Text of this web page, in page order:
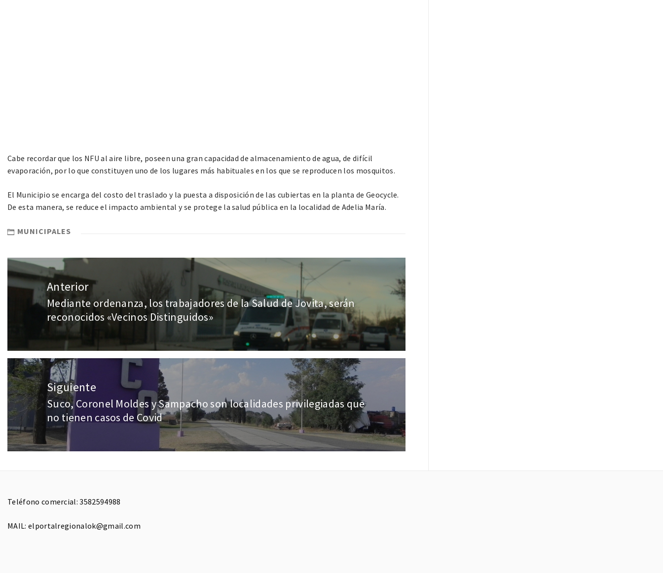
Cabe recordar que los NFU al aire libre, poseen una gran capacidad de almacenamiento de agua, de difícil
evaporación, por lo que constituyen uno de los lugares más habituales en los que se reproducen los mosquitos.
El Municipio se encarga del costo del traslado y la puesta a disposición de las cubiertas en la planta de Geocycle.
De esta manera, se reduce el impacto ambiental y se protege la salud pública en la localidad de Adelia María.
MUNICIPALES
Anterior
Mediante ordenanza, los trabajadores de la Salud de Jovita, serán
reconocidos «Vecinos Distinguidos»
Siguiente
Suco, Coronel Moldes y Sampacho son localidades privilegiadas que
no tienen casos de Covid
Teléfono comercial: 3582594988
MAIL: elportalregionalok@gmail.com